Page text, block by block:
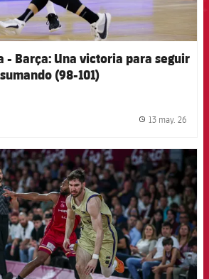
- Barça: Una victoria para seguir
sumando (98-101)
13 may. 26
FCB Barcelona badge